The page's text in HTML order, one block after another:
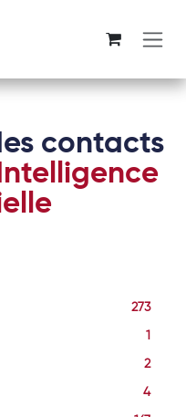
contacts
273
1
2
4